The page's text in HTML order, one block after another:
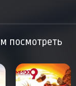
посмотреть